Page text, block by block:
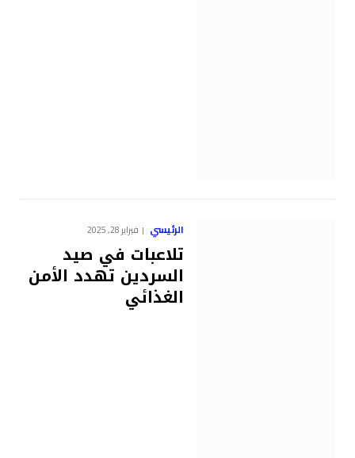
الرئيسي فبراير 28, 2025
تلاعبات في صيد
السردين تهدد الأمن
الغذائي